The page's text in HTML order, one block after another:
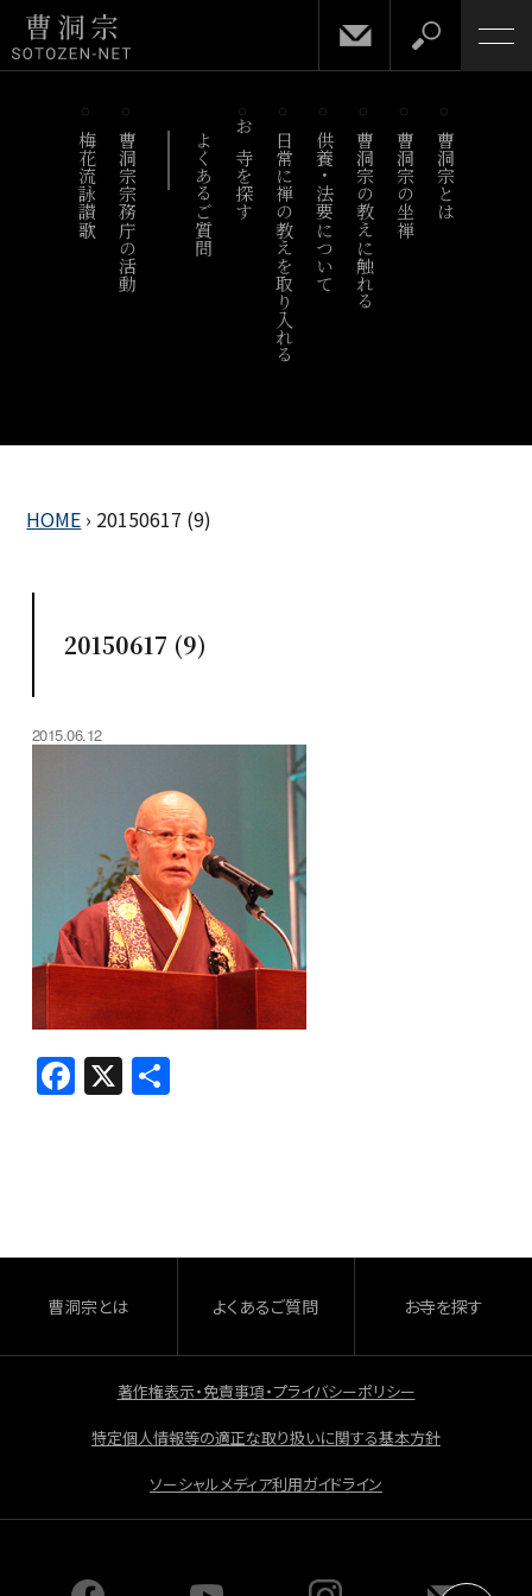
梅花流詠讃歌 曹洞宗宗務庁の活動 よくあるご質問 お寺を探す 日常に禅の教えを取り入れる供養・法要について曹洞宗の教えに触れる 曹洞宗の坐禅 曹洞宗とは
HOME › 20150617 (9)
20150617 (9)
2015.06.12
F
a
o
o
k
X 共
曹洞宗とは よくあるご質問 お寺を探す
著作権表示・免責事項・プライバシーポリシー
特定個人情報等の適正な取り扱いに関する基本方針
ソーシャルメディア利用ガイドライン